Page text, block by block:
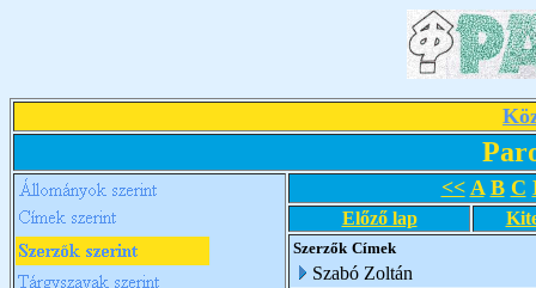
<< A B C
Előző lap
Szerzők Címek
Szabó Zoltán